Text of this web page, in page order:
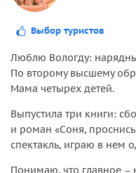
Выбор туристов
Люблю Вологду:
По второму высшему
Мама четырех детей.
Выпустила три книги:
и роман «Соня,
спектакль, играю в нем
Понимаю, что главное –